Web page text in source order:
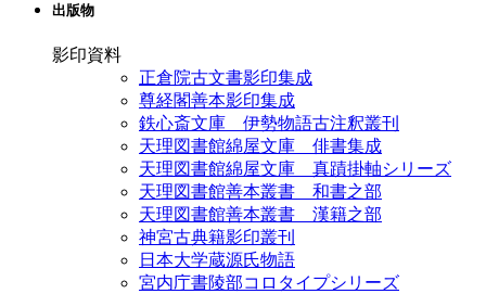
出版物
影印資料
正倉院古文書影印集成
尊経閣善本影印集成
鉄心斎文庫 伊勢物語古注釈叢刊
天理図書館綿屋文庫 俳書集成
天理図書館綿屋文庫 真蹟掛軸シリーズ
天理図書館善本叢書 和書之部
天理図書館善本叢書 漢籍之部
神宮古典籍影印叢刊
日本大学蔵源氏物語
宮内庁書陵部コロタイプシリーズ